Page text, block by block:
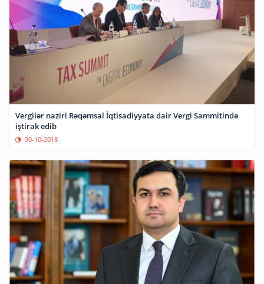
Vergilər naziri Rəqəmsal İqtisadiyyata dair Vergi Sammitində
iştirak edib
30-10-2018